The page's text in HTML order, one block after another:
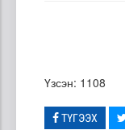
Үзсэн: 1108
ТҮГЭЭХ